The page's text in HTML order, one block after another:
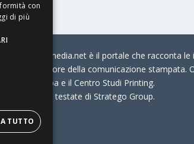
–
stampamedia.net è il portale che racconta
Italia nel settore della comunicazione
della Stampa e il Centro Studi Printing.
è una delle testate di Stratego Group.
con
di più
TUTTO